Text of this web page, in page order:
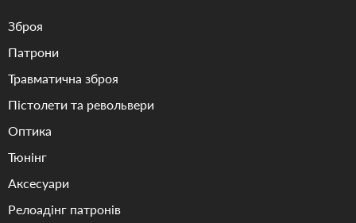
Зброя
Патрони
Травматична зброя
Пістолети та револьвери
Оптика
Тюнінг
Аксесуари
Релоадінг патронів